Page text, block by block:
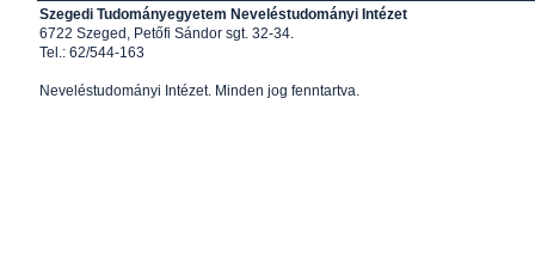
Szegedi Tudományegyetem Neveléstudományi Intézet
6722 Szeged, Petőfi Sándor sgt. 32-34.
Tel.: 62/544-163
Neveléstudományi Intézet. Minden jog fenntartva.